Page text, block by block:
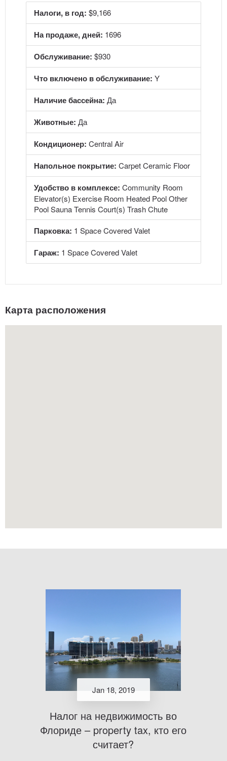
Налоги, в год: $9,166
На продаже, дней: 1696
Обслуживание: $930
Что включено в обслуживание: Y
Наличие бассейна: Да
Животные: Да
Кондиционер: Central Air
Напольное покрытие: Carpet Ceramic Floor
Удобство в комплексе: Community Room
Elevator(s) Exercise Room Heated Pool Other
Pool Sauna Tennis Court(s) Trash Chute
Парковка: 1 Space Covered Valet
Гараж: 1 Space Covered Valet
Карта расположения
Jan 18, 2019
Налог на недвижимость во
Флориде – property tax, кто его
считает?